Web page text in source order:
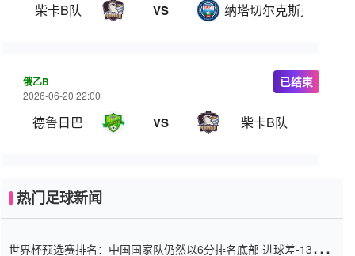
柴卡B队 VS 纳塔切尔克斯克
俄乙B
2026-06-20 22:00
德鲁日巴 VS 柴卡B队
已结束
热门足球新闻
世界杯预选赛排名：中国国家队仍然以6分排名底部 进球差-13令人